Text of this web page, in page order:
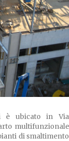
è ubicato in Via
multifunzionale
di smaltimento